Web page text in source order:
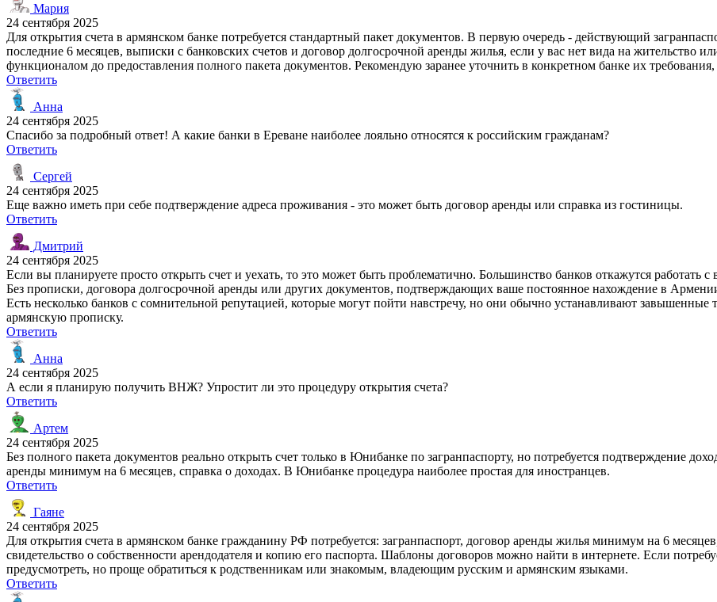
Мария
24 сентября 2025
Для открытия счета в армянском банке потребуется стандартный пакет документов. В первую очередь - действующий
последние 6 месяцев, выписки с банковских счетов и договор долгосрочной аренды жилья, если у вас нет вида на жительство
функционалом до предоставления полного пакета документов. Рекомендую заранее уточнить в конкретном банке их
Ответить
Анна
24 сентября 2025
Спасибо за подробный ответ! А какие банки в Ереване наиболее лояльно относятся к российским гражданам?
Ответить
Сергей
24 сентября 2025
Еще важно иметь при себе подтверждение адреса проживания - это может быть договор аренды или справка из гостиницы.
Ответить
Дмитрий
24 сентября 2025
Если вы планируете просто открыть счет и уехать, то это может быть проблематично. Большинство банков откажутся работать
Без прописки, договора долгосрочной аренды или других документов, подтверждающих ваше постоянное нахождение в
Есть несколько банков с сомнительной репутацией, которые могут пойти навстречу, но они обычно устанавливают
армянскую прописку.
Ответить
Анна
24 сентября 2025
А если я планирую получить ВНЖ? Упростит ли это процедуру открытия счета?
Ответить
Артем
24 сентября 2025
Без полного пакета документов реально открыть счет только в Юнибанке по загранпаспорту, но потребуется подтверждение
аренды минимум на 6 месяцев, справка о доходах. В Юнибанке процедура наиболее простая для иностранцев.
Ответить
Гаяне
24 сентября 2025
Для открытия счета в армянском банке гражданину РФ потребуется: загранпаспорт, договор аренды жилья минимум на 6
свидетельство о собственности арендодателя и копию его паспорта. Шаблоны договоров можно найти в интернете. Если
предусмотреть, но проще обратиться к родственникам или знакомым, владеющим русским и армянским языками.
Ответить